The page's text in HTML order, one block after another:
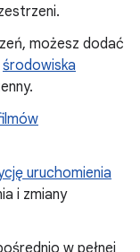
możesz dodać
środowiska
uruchomienia
i zmiany
w pełnej